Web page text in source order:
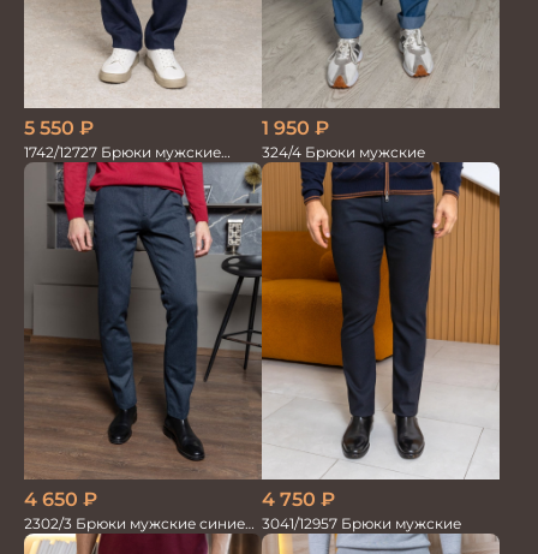
5 550 ₽
1742/12727 Брюки мужские
100%лён т.син
1 950 ₽
324/4 Брюки мужские
4 650 ₽
2302/3 Брюки мужские синие
диагональ
4 750 ₽
3041/12957 Брюки мужские